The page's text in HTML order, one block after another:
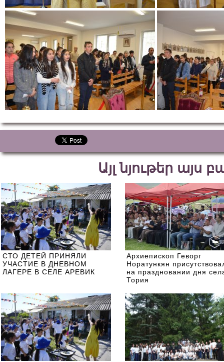
Այլ նյութեր այս
СТО ДЕТЕЙ ПРИНЯЛИ
УЧАСТИЕ В ДНЕВНОМ
ЛАГЕРЕ В СЕЛЕ АРЕВИК
Архиепископ Геворг
Норатункян
на праздновании дня
Тория